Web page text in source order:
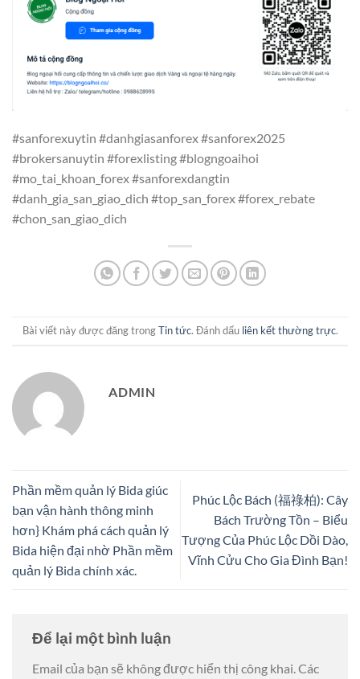
#sanforexuytin #danhgiasanforex #sanforex2025
#brokersanuytin #forexlisting #blogngoaihoi
#mo_tai_khoan_forex #sanforexdangtin
#danh_gia_san_giao_dich #top_san_forex #forex_rebate
#chon_san_giao_dich
Bài viết này được đăng trongTin tức. Đánh dấu liên kết thường trực.
ADMIN
Phần mềm quản lý Bida giúc
bạn vận hành thông minh
hơn} Khám phá cách quản lý
Bida hiện đại nhờ Phần mềm
quản lý Bida chính xác.
Phúc Lộc Bách (福祿柏): Cây
Bách Trường Tồn – Biểu
Tượng Của Phúc Lộc Dồi Dào,
Vĩnh Cửu Cho Gia Đình Bạn!
Để lại một bình luận
Email của bạn sẽ không được hiển thị công khai. Các